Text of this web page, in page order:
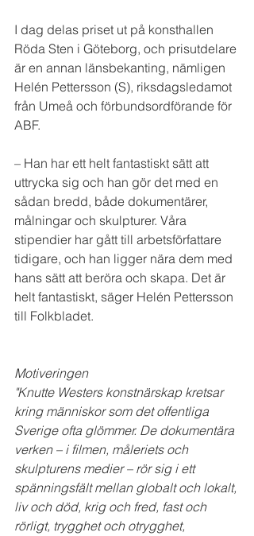
I dag delas priset ut på konsthallen
Röda Sten i Göteborg, och prisutdelare
är en annan länsbekanting, nämligen
Helén Pettersson (S), riksdagsledamot
från Umeå och förbundsordförande för
ABF.
– Han har ett helt fantastiskt sätt att
uttrycka sig och han gör det med en
sådan bredd, både dokumentärer,
målningar och skulpturer. Våra
stipendier har gått till arbetsförfattare
tidigare, och han ligger nära dem med
hans sätt att beröra och skapa. Det är
helt fantastiskt, säger Helén Pettersson
till Folkbladet.
Motiveringen
"Knutte Westers konstnärskap kretsar
kring människor som det offentliga
Sverige ofta glömmer. De dokumentära
verken – i filmen, måleriets och
skulpturens medier – rör sig i ett
spänningsfält mellan globalt och lokalt,
liv och död, krig och fred, fast och
rörligt, trygghet och otrygghet,